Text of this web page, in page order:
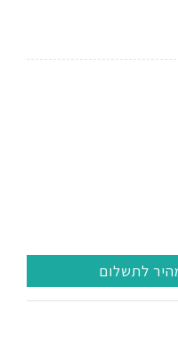
איכותי – משטח חזק,
האינטנסיבי של
לתשלום